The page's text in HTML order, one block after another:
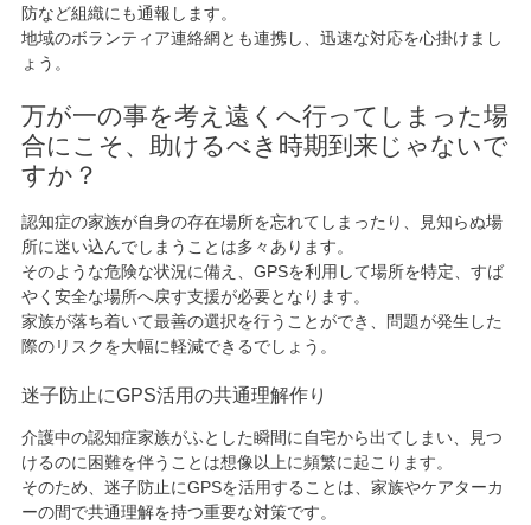
防など組織にも通報します。
地域のボランティア連絡網とも連携し、迅速な対応を心掛けまし
ょう。
万が一の事を考え遠くへ行ってしまった場
合にこそ、助けるべき時期到来じゃないで
すか？
認知症の家族が自身の存在場所を忘れてしまったり、見知らぬ場
所に迷い込んでしまうことは多々あります。
そのような危険な状況に備え、GPSを利用して場所を特定、すば
やく安全な場所へ戻す支援が必要となります。
家族が落ち着いて最善の選択を行うことができ、問題が発生した
際のリスクを大幅に軽減できるでしょう。
迷子防止にGPS活用の共通理解作り
介護中の認知症家族がふとした瞬間に自宅から出てしまい、見つ
けるのに困難を伴うことは想像以上に頻繁に起こります。
そのため、迷子防止にGPSを活用することは、家族やケアターカ
ーの間で共通理解を持つ重要な対策です。